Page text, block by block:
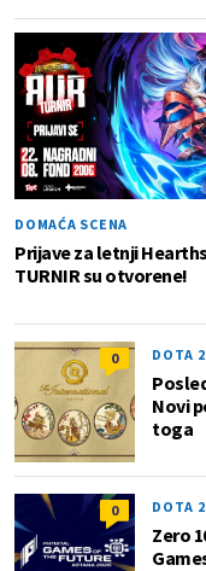
DOMAĆA SCENA
Prijave za letnji
TURNIR su otvorene!
0 DOTA 2
Novi
toga
0 DOTA 2
Zero